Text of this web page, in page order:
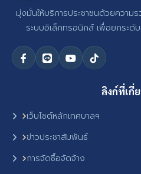
มุ่งมั่นให้บริการประชาชนด้วยความ
ระบบอิเล็กทรอนิกส์ เพื่อยกระ
ลิงก์ที่เกี่
เว็บไซต์หลักเทศบาลฯ
ข่าวประชาสัมพันธ์
การจัดซื้อจัดจ้าง